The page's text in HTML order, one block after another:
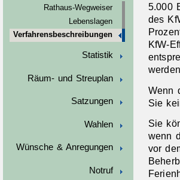
Rathaus-Wegweiser
Lebenslagen
Verfahrensbeschreibungen
Statistik
Räum- und Streuplan
Satzungen
Wahlen
Wünsche & Anregungen
Notruf
5.000
des
KfW-
Wenn
Sie
Sie
wenn
vor